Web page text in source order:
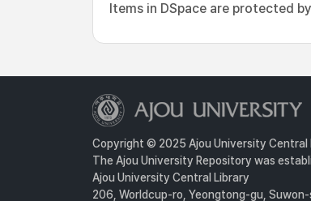
Items in DSpace are protected
Copyright © 2025 Ajou University Central
The Ajou University Repository was
Ajou University Central Library
206, Worldcup-ro, Yeongtong-gu,